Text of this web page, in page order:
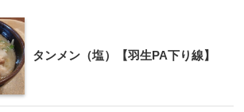
タンメン（塩）【羽生PA下り線】